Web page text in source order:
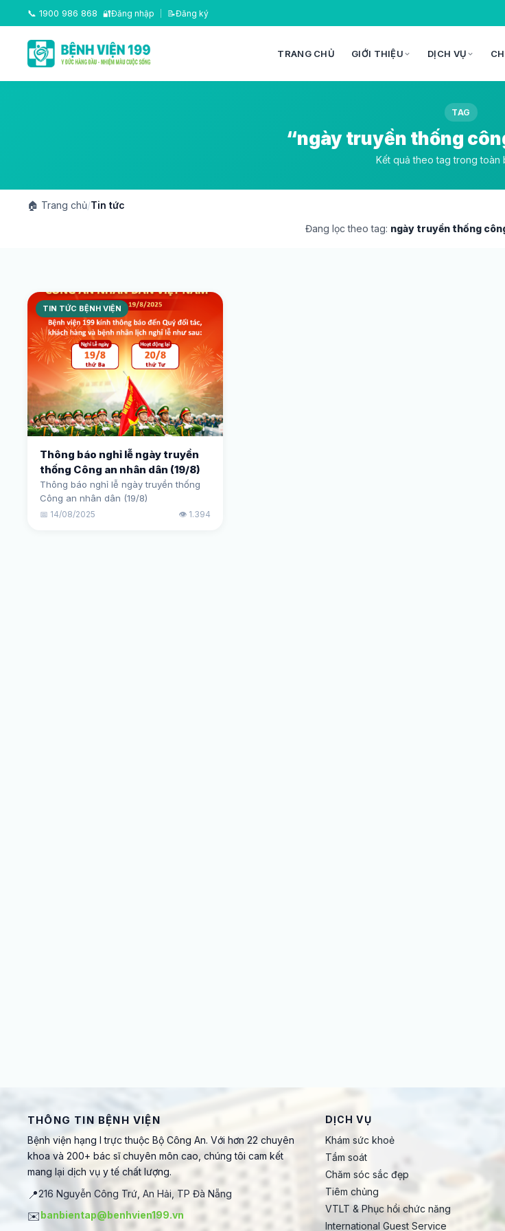
📞 1900 986 868 🔐Đăng nhập 📝Đăng ký
TRANG CHỦ GIỚI THIỆU DỊCH VỤ
TAG
“ngày truyền thống
Kết quả theo tag trong toàn
🏠 Trang chủ/Tin tức
Đang lọc theo tag: ngày truyền thống
TIN TỨC BỆNH VIỆN
Thông báo nghỉ lễ ngày truyền
thống Công an nhân dân (19/8)
Thông báo nghỉ lễ ngày truyền thống
Công an nhân dân (19/8)
📅 14/08/2025 👁️ 1.394
THÔNG TIN BỆNH VIỆN
Bệnh viện hạng I trực thuộc Bộ Công An. Với hơn 22 chuyên
khoa và 200+ bác sĩ chuyên môn cao, chúng tôi cam kết
mang lại dịch vụ y tế chất lượng.
📍216 Nguyễn Công Trứ, An Hải, TP Đà Nẵng
✉️banbientap@benhvien199.vn
DỊCH VỤ
Khám sức khoẻ
Tầm soát
Chăm sóc sắc đẹp
Tiêm chủng
VTLT & Phục hồi chức năng
International Guest Service